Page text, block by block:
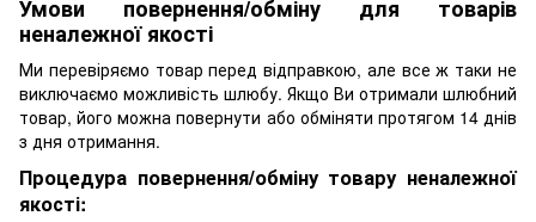
Умови повернення/обміну для товарів
неналежної якості
Ми перевіряємо товар перед відправкою, але все ж таки не
виключаємо можливість шлюбу. Якщо Ви отримали шлюбний
товар, його можна повернути або обміняти протягом 14 днів
з дня отримання.
Процедура повернення/обміну товару неналежної
якості: